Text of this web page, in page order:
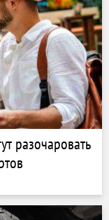
разочаровать